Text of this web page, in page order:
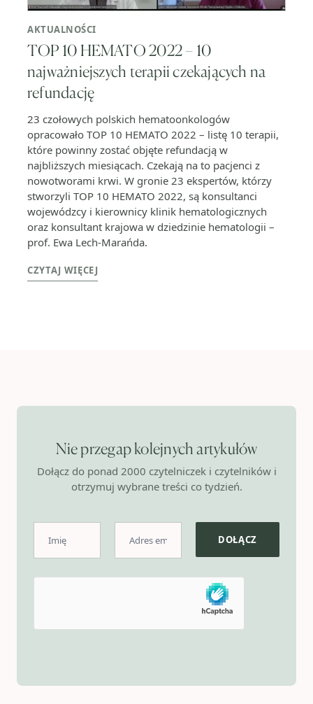
AKTUALNOŚCI
TOP 10 HEMATO 2022 – 10
najważniejszych terapii czekających na
refundację
23 czołowych polskich hematoonkologów
opracowało TOP 10 HEMATO 2022 – listę 10 terapii,
które powinny zostać objęte refundacją w
najbliższych miesiącach. Czekają na to pacjenci z
nowotworami krwi. W gronie 23 ekspertów, którzy
stworzyli TOP 10 HEMATO 2022, są konsultanci
wojewódzcy i kierownicy klinik hematologicznych
oraz konsultant krajowa w dziedzinie hematologii –
prof. Ewa Lech-Marańda.
CZYTAJ WIĘCEJ
Nie przegap kolejnych artykułów
Dołącz do ponad 2000 czytelniczek i czytelników i
otrzymuj wybrane treści co tydzień.